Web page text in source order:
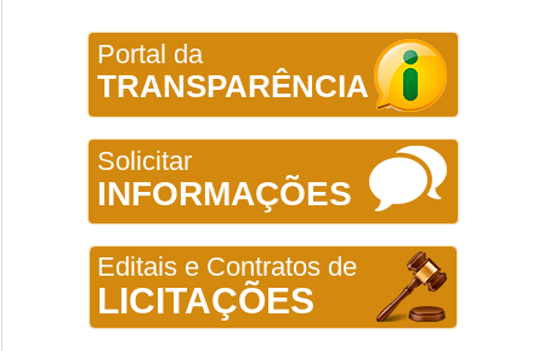
Portal da
TRANSPARÊNCIA
Solicitar
INFORMAÇÕES
Editais e Contratos de
LICITAÇÕES